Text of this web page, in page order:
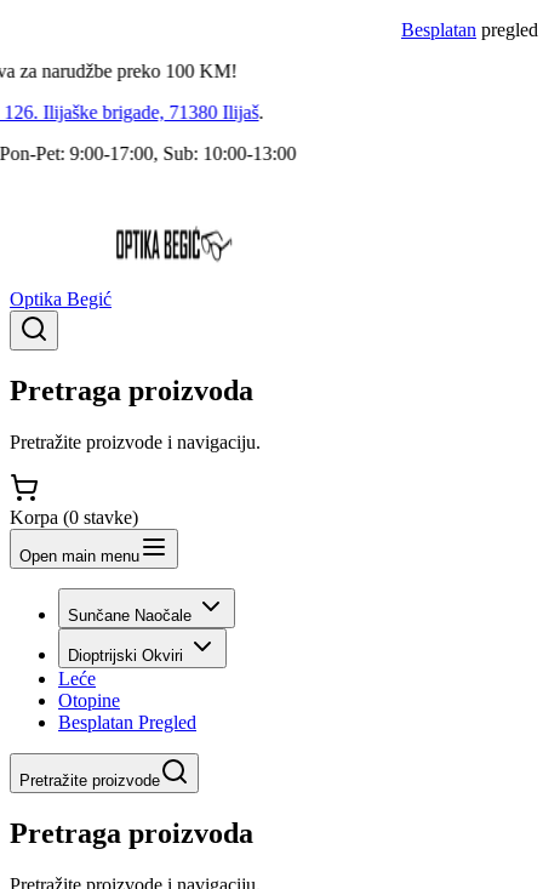
Besplatan pregled
narudžbe preko 100KM!
Ilijaške brigade, 71380 Ilijaš.
9:00-17:00, Sub: 10:00-13:00
Optika Begić
Pretraga proizvoda
Pretražite proizvode i navigaciju.
Korpa (0 stavke)
Open main menu
Sunčane Naočale
Dioptrijski Okviri
Leće
Otopine
Besplatan Pregled
Pretražite proizvode
Pretraga proizvoda
Pretražite proizvode i navigaciju.